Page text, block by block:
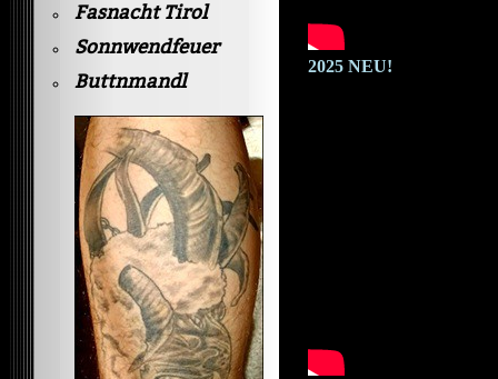
Fasnacht Tirol
Sonnwendfeuer
Buttnmandl
2025 NEU!